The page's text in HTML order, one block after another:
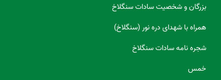
بزرگان و شخصیت سادات سنگلاخ
همراه با شهدای دره نور (سنگلاخ)
شجره نامه سادات سنگلاخ
خمس